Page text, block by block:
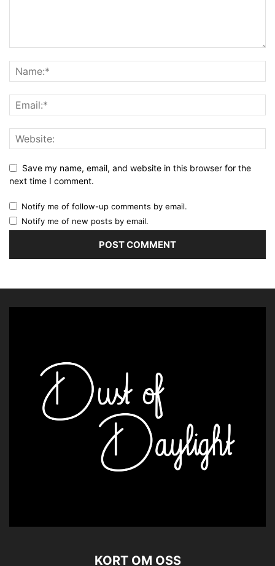
Save my name, email, and website in this browser for the
next time I comment.
Notify me of follow-up comments by email.
Notify me of new posts by email.
KORT OM OSS